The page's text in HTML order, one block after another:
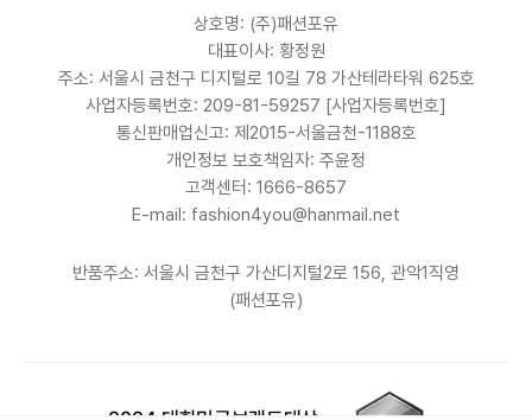
상호명: (주)패션포유
대표이사: 황정원
주소: 서울시 금천구 디지털로 10길 78 가산테라타워 625호
사업자등록번호: 209-81-59257 [사업자등록번호]
통신판매업신고: 제2015-서울금천-1188호
개인정보 보호책임자: 주윤정
고객센터: 1666-8657
E-mail: fashion4you@hanmail.net
반품주소: 서울시 금천구 가산디지털2로 156, 관악1직영
(패션포유)